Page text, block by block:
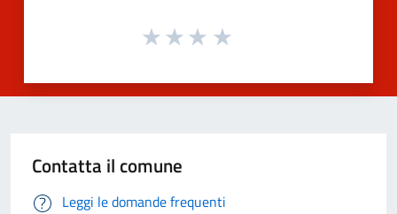
Contatta il comune
Leggi le domande frequenti